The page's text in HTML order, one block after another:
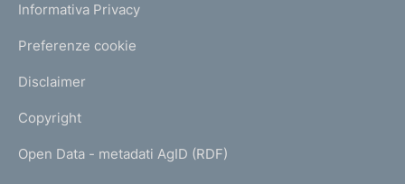
Informativa Privacy
Preferenze cookie
Disclaimer
Copyright
Open Data - metadati AgID (RDF)